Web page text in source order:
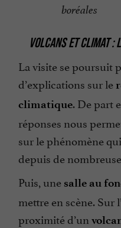
boréales
VOLCANS ET CLIMAT :
La visite se poursuit
d’explications sur le
climatique. De part
réponses nous
sur le phénomène
depuis de
Puis, une salle au
mettre en scène. Sur
proximité d’un